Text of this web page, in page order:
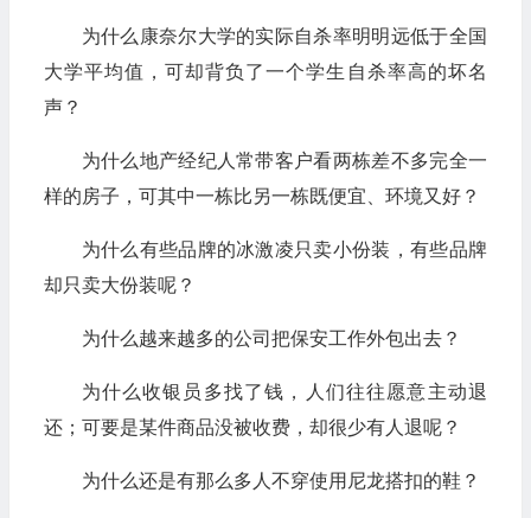
为什么康奈尔大学的实际自杀率明明远低于全国
大学平均值，可却背负了一个学生自杀率高的坏名
声？
为什么地产经纪人常带客户看两栋差不多完全一
样的房子，可其中一栋比另一栋既便宜、环境又好？
为什么有些品牌的冰激凌只卖小份装，有些品牌
却只卖大份装呢？
为什么越来越多的公司把保安工作外包出去？
为什么收银员多找了钱，人们往往愿意主动退
还；可要是某件商品没被收费，却很少有人退呢？
为什么还是有那么多人不穿使用尼龙搭扣的鞋？